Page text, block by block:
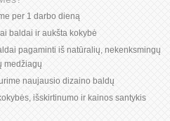
per 1 darbo dieną
baldai ir aukšta kokybė
pagaminti iš natūralių, nekenksmingų
medžiagų
naujausio dizaino baldų
išskirtinumo ir kainos santykis